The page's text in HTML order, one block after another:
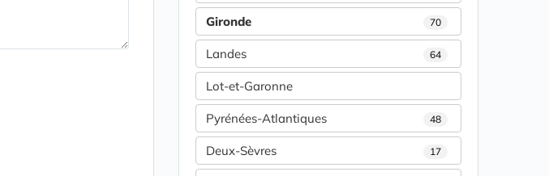
Gironde 70
Landes 64
Lot-et-Garonne
Pyrénées-Atlantiques 48
Deux-Sèvres 17